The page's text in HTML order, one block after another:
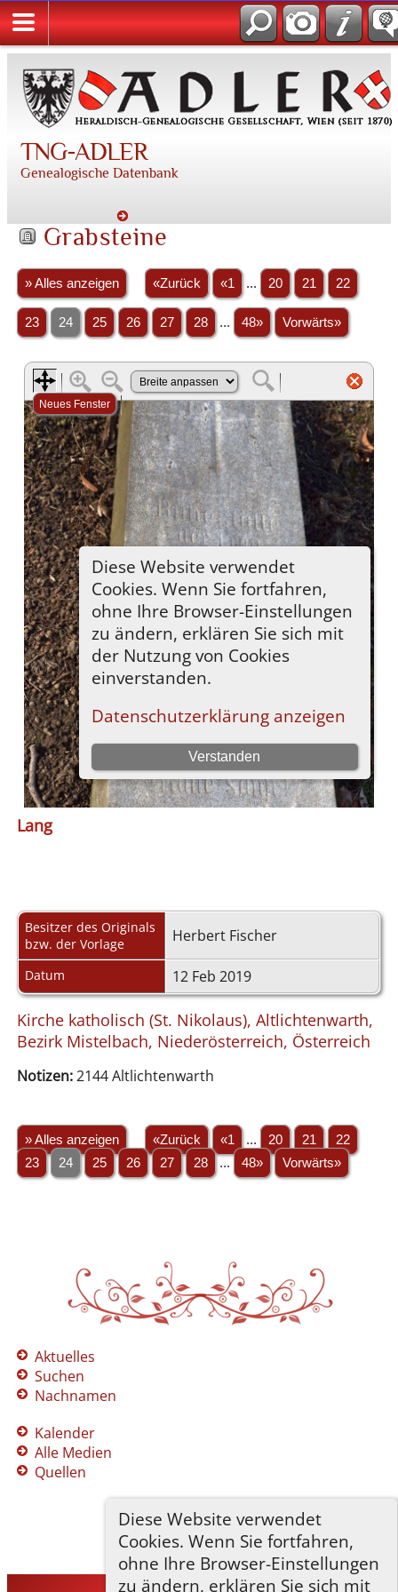
TNG-ADLER
Genealogische Datenbank
Diese Website verwendet
Cookies. Wenn Sie fortfahren,
ohne Ihre Browser-Einstellungen
zu ändern, erklären Sie sich mit
Grabsteine
» Alles anzeigen «Zurück «1 ... 20 21 22
23 24 25 26 27 28 ... 48» Vorwärts»
Lang
Besitzer des Originals
bzw. der Vorlage
Herbert Fischer
Datum 12 Feb 2019
Kirche katholisch (St. Nikolaus), Altlichtenwarth,
Bezirk Mistelbach, Niederösterreich, Österreich
Notizen:2144 Altlichtenwarth
» Alles anzeigen «Zurück «1 ... 20 21
22
23
24 25 26 27 28 ... 48» Vorwärts»
Aktuelles
Suchen
Nachnamen
Kalender
Alle Medien
Quellen